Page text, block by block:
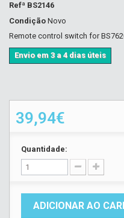
Refª BS2146
Condição Novo
Remote control switch for
Envio em 3 a 4 dias úteis
39,94€
Quantidade:
ADICIONAR AO